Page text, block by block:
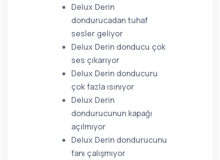
Delux Derin
dondurucadan tuhaf
sesler geliyor
Delux Derin donducu çok
ses çıkarıyor
Delux Derin donducuru
çok fazla ısınıyor
Delux Derin
dondurucunun kapağı
açılmıyor
Delux Derin dondurucunu
fanı çalışmıyor